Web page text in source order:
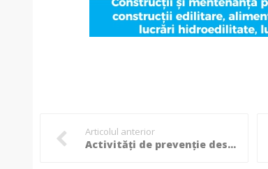
Articolul anterior
Activități de prevenție desfășurate de polițiști cu elevii unui colegiu din Botoșani!